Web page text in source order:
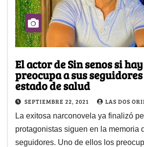
El actor de Sin senos si
preocupa a sus
estado de salud
SEPTIEMBRE 22, 2021 LAS DOS
La exitosa narconovela ya finalizó
protagonistas siguen en la memoria
seguidores. Uno de ellos los